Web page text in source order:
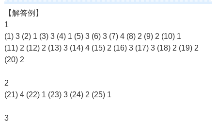
【解答例】
1
(1) 3 (2) 1 (3) 3 (4) 1 (5) 3 (6) 3 (7) 4 (8) 2 (9) 2 (10) 1
(11) 2 (12) 2 (13) 3 (14) 4 (15) 2 (16) 3 (17) 3 (18) 2 (19) 2
(20) 2
2
(21) 4 (22) 1 (23) 3 (24) 2 (25) 1
3